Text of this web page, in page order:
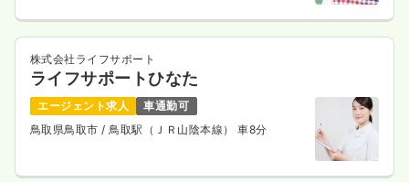
株式会社ライフサポート
ライフサポートひなた
エージェント求人
車通勤可
鳥取県鳥取市/ 鳥取駅（ＪＲ山陰本線） 車8分